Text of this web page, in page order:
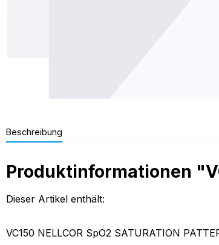
Beschreibung
Produktinformationen
Dieser Artikel enthält:
VC150 NELLCOR SpO2 SATURATION